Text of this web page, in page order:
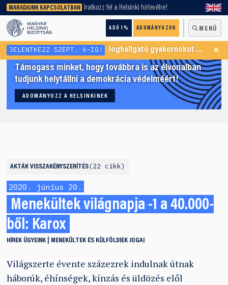
MARADJUNK KAPCSOLATBAN Iratkozz fel a Helsinki hírlevélre!
ADÓ 1% ADOMÁNYOZOK MENÜ
keresőnket!
JELENTKEZZ SZEPT. 6-IG! Joghallgató gyakornokot keresünk Menekültügyi Programunkba ×
Támogass minket, hogy továbbra is az élvonalban
tudjunk helytállni a demokrácia védelméért!
ADOMÁNYOZZ A HELSINKINEK
AKTÁK VISSZAKÉNYSZERÍTÉS 22 cikk
2020. június 20.
Menekültek világnapja -1 a 40.000-
ből: Karox
HÍREK ÜGYEINK MENEKÜLTEK ÉS KÜLFÖLDIEK JOGAI
Világszerte évente százezrek indulnak útnak
háborúk, éhínségek, kínzás és üldözés elől